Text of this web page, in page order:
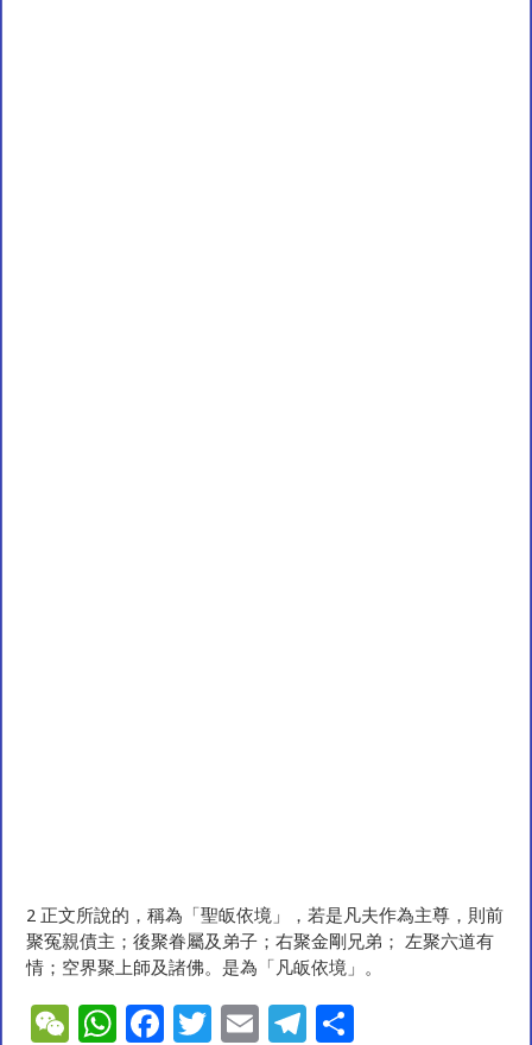
2 正文所說的，稱為「聖皈依境」，若是凡夫作為主尊，則前
聚冤親債主；後聚眷屬及弟子；右聚金剛兄弟； 左聚六道有
情；空界聚上師及諸佛。是為「凡皈依境」。
W
W
F
T
E
T